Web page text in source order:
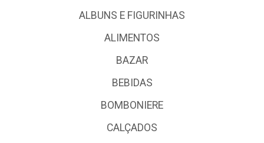
ALBUNS E FIGURINHAS
ALIMENTOS
BAZAR
BEBIDAS
BOMBONIERE
CALÇADOS